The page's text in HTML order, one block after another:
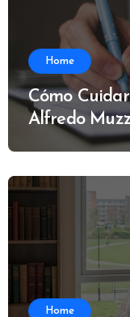
Home
Cómo
Alfredo
Home